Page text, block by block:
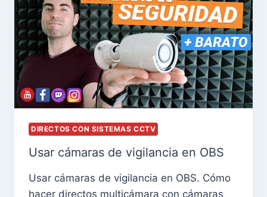
DIRECTOS CON SISTEMAS CCTV
Usar cámaras de vigilancia en OBS
Usar cámaras de vigilancia en OBS. Cómo
hacer directos multicámara con cámaras